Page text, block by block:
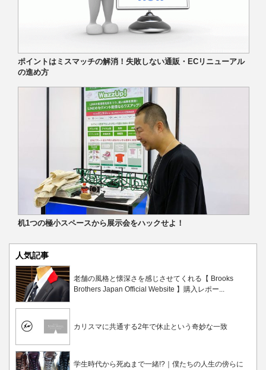
ポイントはミスマッチの解消！失敗しない通販・ECリニューアル
の進め方
机1つの極小スペースから展示会をハックせよ！
人気記事
老舗の風格と懐深さを感じさせてくれる【 Brooks
Brothers Japan Official Website 】購入レポー...
カリスマに共通する2年で休止という奇妙な一致
学生時代から死ぬまで一緒!?｜僕たちの人生の傍らに